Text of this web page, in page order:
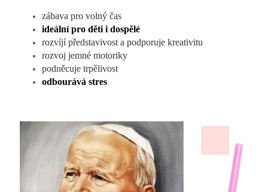
zábava pro volný čas
ideální pro děti i dospělé
rozvíjí představivost a podporuje kreativitu
rozvoj jemné motoriky
podněcuje trpělivost
odbourává stres